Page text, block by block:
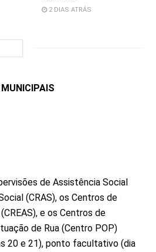
2 DIAS ATRÁS
de Assistência Social
(CRAS), os Centros de
e os Centros de
de Rua (Centro POP)
20 e 21), ponto facultativo (dia